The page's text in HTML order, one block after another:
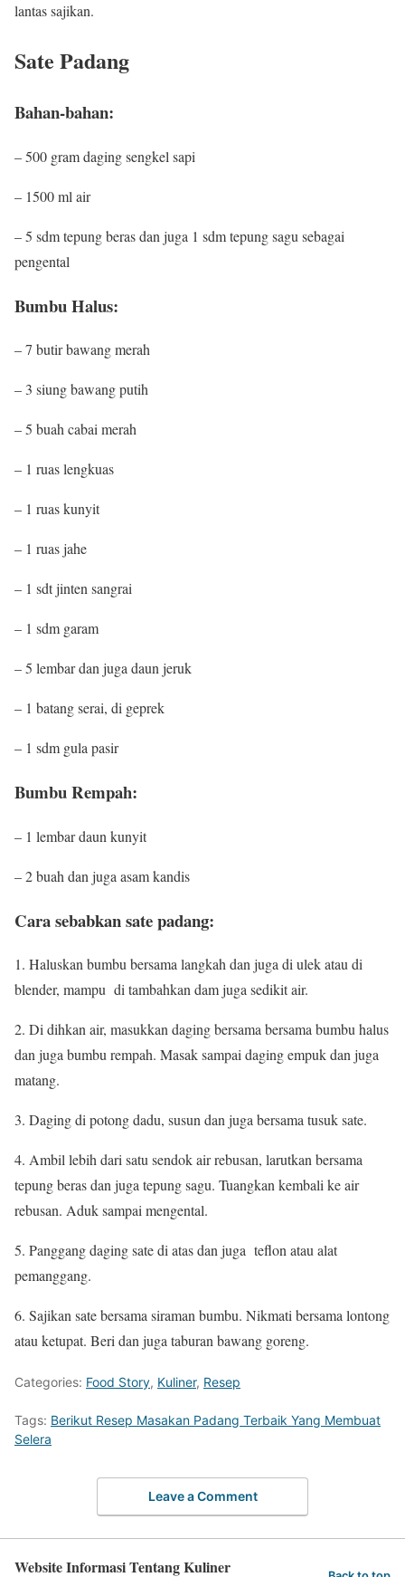
lantas sajikan.
Sate Padang
Bahan-bahan:
– 500 gram daging sengkel sapi
– 1500 ml air
– 5 sdm tepung beras dan juga 1 sdm tepung sagu sebagai
pengental
Bumbu Halus:
– 7 butir bawang merah
– 3 siung bawang putih
– 5 buah cabai merah
– 1 ruas lengkuas
– 1 ruas kunyit
– 1 ruas jahe
– 1 sdt jinten sangrai
– 1 sdm garam
– 5 lembar dan juga daun jeruk
– 1 batang serai, di geprek
– 1 sdm gula pasir
Bumbu Rempah:
– 1 lembar daun kunyit
– 2 buah dan juga asam kandis
Cara sebabkan sate padang:
1. Haluskan bumbu bersama langkah dan juga di ulek atau di
blender, mampu di tambahkan dam juga sedikit air.
2. Di dihkan air, masukkan daging bersama bersama bumbu halus
dan juga bumbu rempah. Masak sampai daging empuk dan juga
matang.
3. Daging di potong dadu, susun dan juga bersama tusuk sate.
4. Ambil lebih dari satu sendok air rebusan, larutkan bersama
tepung beras dan juga tepung sagu. Tuangkan kembali ke air
rebusan. Aduk sampai mengental.
5. Panggang daging sate di atas dan juga teflon atau alat
pemanggang.
6. Sajikan sate bersama siraman bumbu. Nikmati bersama lontong
atau ketupat. Beri dan juga taburan bawang goreng.
Categories: Food Story, Kuliner, Resep
Tags: Berikut Resep Masakan Padang Terbaik Yang Membuat
Selera
Leave a Comment
Website Informasi Tentang Kuliner